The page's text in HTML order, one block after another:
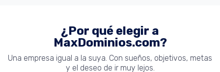
¿Por qué elegir a
MaxDominios.com?
Una empresa igual a la suya. Con sueños, objetivos, metas
y el deseo de ir muy lejos.